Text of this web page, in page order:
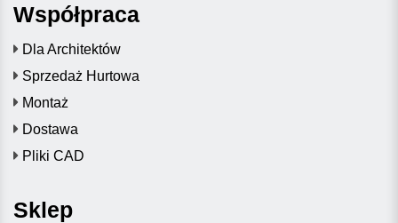
Współpraca
Dla Architektów
Sprzedaż Hurtowa
Montaż
Dostawa
Pliki CAD
Sklep